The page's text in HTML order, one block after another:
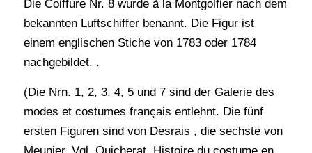
Die Coiffure Nr. 8 wurde à la Montgolfier nach dem
bekannten Luftschiffer benannt. Die Figur ist
einem englischen Stiche von 1783 oder 1784
nachgebildet. .
(Die Nrn. 1, 2, 3, 4, 5 und 7 sind der Galerie des
modes et costumes français entlehnt. Die fünf
ersten Figuren sind von Desrais , die sechste von